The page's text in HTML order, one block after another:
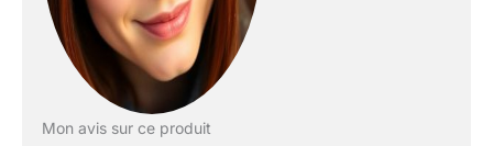
internationale) ACCÈS
À L'APPLICATION
MOULINEX:
Mon avis sur ce produit